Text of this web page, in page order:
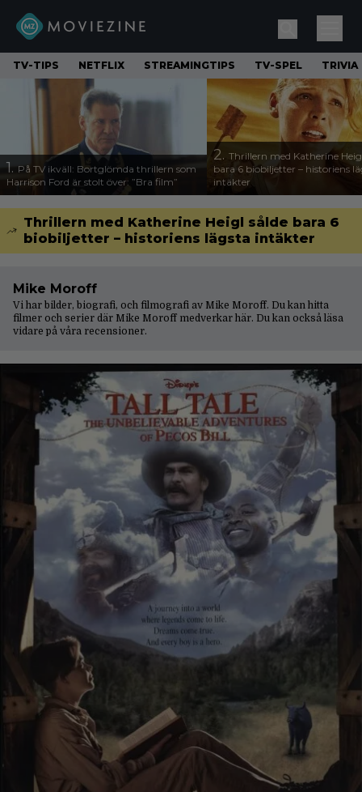
TV-TIPS NETFLIX STREAMINGTIPS TV-SPEL TRIVIA
1. På TV ikväll: Bortglömda thrillern som
Harrison Ford är stolt över: ”Bra film”
2. Thrillern med Katherine
bara 6 biobiljetter – historiens
intäkter
Thrillern med Katherine Heigl sålde bara 6
biobiljetter – historiens lägsta intäkter
Mike Moroff
Vi har bilder, biografi, och filmografi av Mike Moroff. Du kan hitta
filmer och serier där Mike Moroff medverkar här. Du kan också läsa
vidare på våra recensioner.